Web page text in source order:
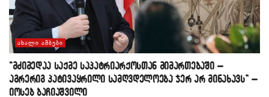
ᲐᲮᲐᲚᲘ ᲐᲛᲑᲔᲑᲘ
“მძიმედაა საქმე საპატრიარქოსთან მიმართებაში –
აგრერიგ პატივაყრილი სამღვდელოება ჯერ არ მინახავს” –
იოსებ ბაჩიაშვილი